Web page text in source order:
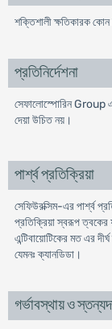
শক্তিশালী ক্ষতিকারক কোন
প্রতিনির্দেশনা
সেফালোস্পোরিন Group
দেয়া উচিত নয়।
পার্শ্ব প্রতিক্রিয়া
সেফিউরক্সিম-এর পার্শ্ব
প্রতিক্রিয়া স্বরূপ ত্বকের
এন্টিবায়োটিকের মত এর
যেমনঃ ক্যানডিডা।
গর্ভাবস্থায় ও